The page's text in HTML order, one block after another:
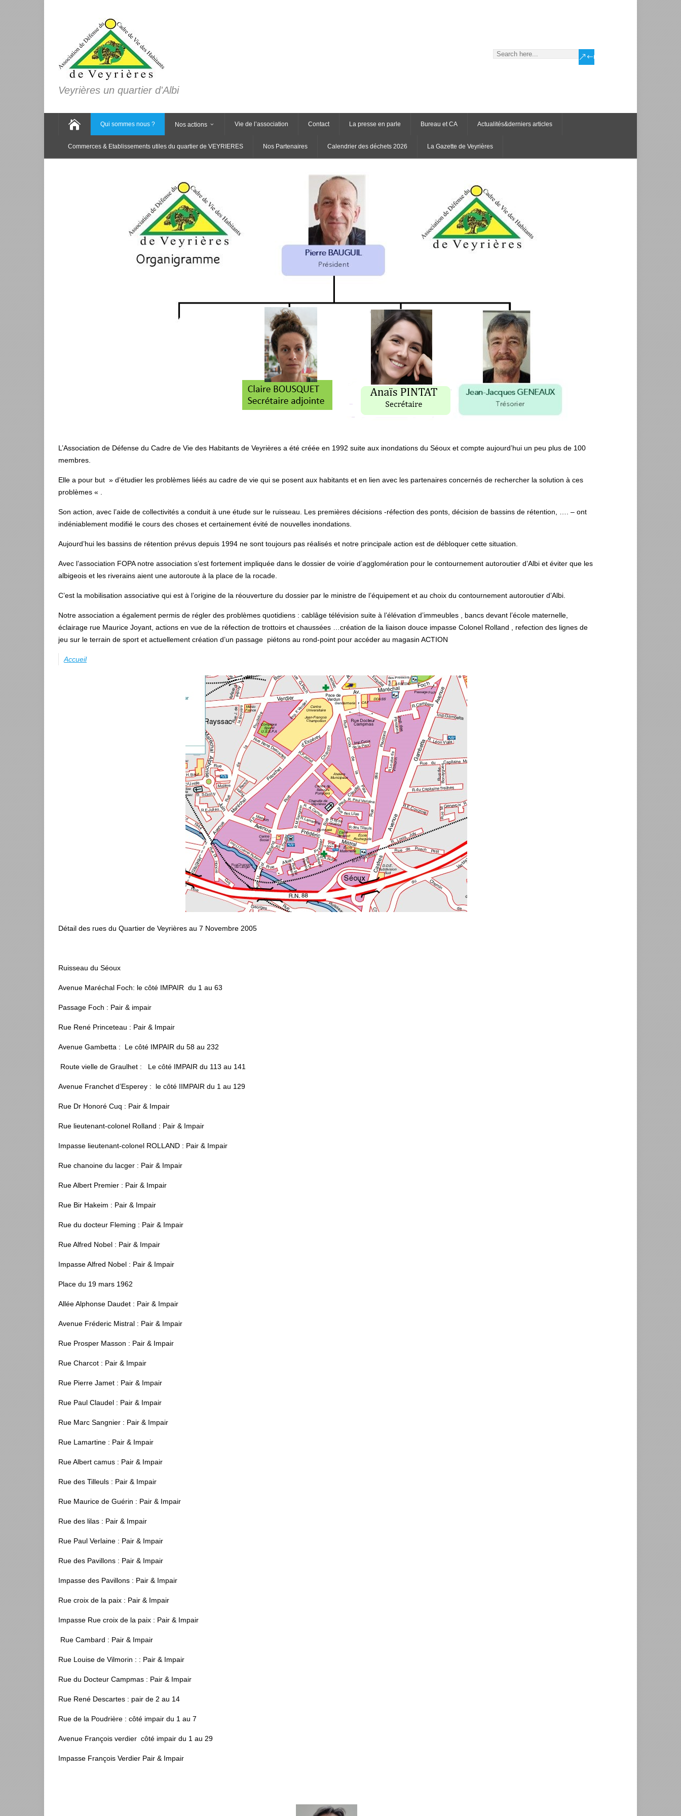
Veyrières un quartier d'Albi
Qui sommes nous ? Nos actions Vie de l’association Contact La presse en parle Bureau et CA Actualités&derniers articles
Commerces & Etablissements utiles du quartier de VEYRIERES Nos Partenaires Calendrier des déchets 2026 La Gazette de Veyrières
L’Association de Défense du Cadre de Vie des Habitants de Veyrières a été créée en 1992 suite aux inondations du Séoux et compte aujourd’hui un peu plus de 100
membres.
Elle a pour but » d’étudier les problèmes liéés au cadre de vie qui se posent aux habitants et en lien avec les partenaires concernés de rechercher la solution à ces
problèmes « .
Son action, avec l’aide de collectivités a conduit à une étude sur le ruisseau. Les premières décisions -réfection des ponts, décision de bassins de rétention, …. – ont
indéniablement modifié le cours des choses et certainement évité de nouvelles inondations.
Aujourd’hui les bassins de rétention prévus depuis 1994 ne sont toujours pas réalisés et notre principale action est de débloquer cette situation.
Avec l’association FOPA notre association s’est fortement impliquée dans le dossier de voirie d’agglomération pour le contournement autoroutier d’Albi et éviter que les
albigeois et les riverains aient une autoroute à la place de la rocade.
C’est la mobilisation associative qui est à l’origine de la réouverture du dossier par le ministre de l’équipement et au choix du contournement autoroutier d’Albi.
Notre association a également permis de régler des problèmes quotidiens : cablâge télévision suite à l’élévation d’immeubles , bancs devant l’école maternelle,
éclairage rue Maurice Joyant, actions en vue de la réfection de trottoirs et chaussées …création de la liaison douce impasse Colonel Rolland , refection des lignes de
jeu sur le terrain de sport et actuellement création d’un passage piétons au rond-point pour accéder au magasin ACTION
Accueil
Détail des rues du Quartier de Veyrières au 7 Novembre 2005
Ruisseau du Séoux
Avenue Maréchal Foch: le côté IMPAIR du 1 au 63
Passage Foch : Pair & impair
Rue René Princeteau : Pair & Impair
Avenue Gambetta : Le côté IMPAIR du 58 au 232
Route vielle de Graulhet : Le côté IMPAIR du 113 au 141
Avenue Franchet d’Esperey : le côté IIMPAIR du 1 au 129
Rue Dr Honoré Cuq : Pair & Impair
Rue lieutenant-colonel Rolland : Pair & Impair
Impasse lieutenant-colonel ROLLAND : Pair & Impair
Rue chanoine du lacger : Pair & Impair
Rue Albert Premier : Pair & Impair
Rue Bir Hakeim : Pair & Impair
Rue du docteur Fleming : Pair & Impair
Rue Alfred Nobel : Pair & Impair
Impasse Alfred Nobel : Pair & Impair
Place du 19 mars 1962
Allée Alphonse Daudet : Pair & Impair
Avenue Fréderic Mistral : Pair & Impair
Rue Prosper Masson : Pair & Impair
Rue Charcot : Pair & Impair
Rue Pierre Jamet : Pair & Impair
Rue Paul Claudel : Pair & Impair
Rue Marc Sangnier : Pair & Impair
Rue Lamartine : Pair & Impair
Rue Albert camus : Pair & Impair
Rue des Tilleuls : Pair & Impair
Rue Maurice de Guérin : Pair & Impair
Rue des lilas : Pair & Impair
Rue Paul Verlaine : Pair & Impair
Rue des Pavillons : Pair & Impair
Impasse des Pavillons : Pair & Impair
Rue croix de la paix : Pair & Impair
Impasse Rue croix de la paix : Pair & Impair
Rue Cambard : Pair & Impair
Rue Louise de Vilmorin : : Pair & Impair
Rue du Docteur Campmas : Pair & Impair
Rue René Descartes : pair de 2 au 14
Rue de la Poudrière : côté impair du 1 au 7
Avenue François verdier côté impair du 1 au 29
Impasse François Verdier Pair & Impair